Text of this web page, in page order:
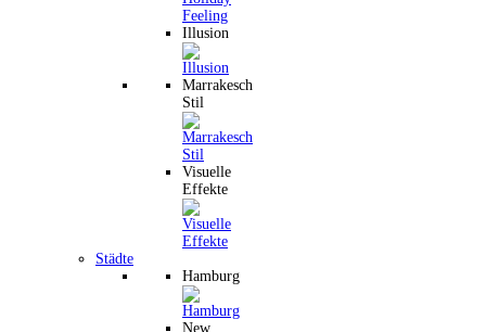
Illusion
Marrakesch
Stil
Visuelle
Effekte
Städte
Hamburg
New